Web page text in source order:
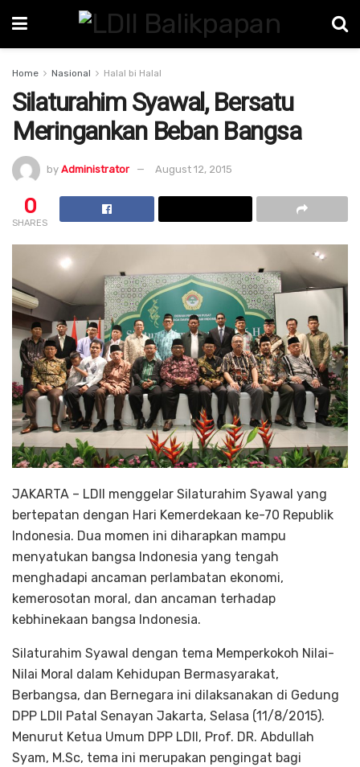
Home Nasional Halal bi Halal
Silaturahim Syawal, Bersatu
Meringankan Beban Bangsa
by Administrator August 12, 2015
0
SHARES
JAKARTA – LDII menggelar Silaturahim Syawal yang
bertepatan dengan Hari Kemerdekaan ke-70 Republik
Indonesia. Dua momen ini diharapkan mampu
menyatukan bangsa Indonesia yang tengah
menghadapi ancaman perlambatan ekonomi,
kemerosotan moral, dan ancaman terhadap
kebhinekaan bangsa Indonesia.
Silaturahim Syawal dengan tema Memperkokoh Nilai-
Nilai Moral dalam Kehidupan Bermasyarakat,
Berbangsa, dan Bernegara ini dilaksanakan di Gedung
DPP LDII Patal Senayan Jakarta, Selasa (11/8/2015).
Menurut Ketua Umum DPP LDII, Prof. DR. Abdullah
Syam, M.Sc, tema ini merupakan pengingat bagi